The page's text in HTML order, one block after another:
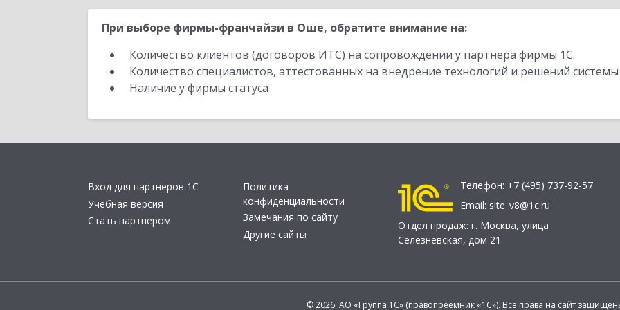
При выборе фирмы-франчайзи в Оше, обратите внимание на:
Количество клиентов (договоров ИТС) на сопровождении у партнера фирмы 1С.
Количество специалистов, аттестованных на внедрение технологий и решений
Наличие у фирмы статуса
Вход для партнеров 1С
Учебная версия
Стать партнером
Политика
конфиденциальности
Замечания по сайту
Другие сайты
Телефон: +7 (495) 737-92-57
Email: site_v8@1c.ru
Отдел продаж: г. Москва, улица
Селезнёвская, дом 21
© 2026 АО «Группа 1С» (правопреемник «1С»). Все права на сайт